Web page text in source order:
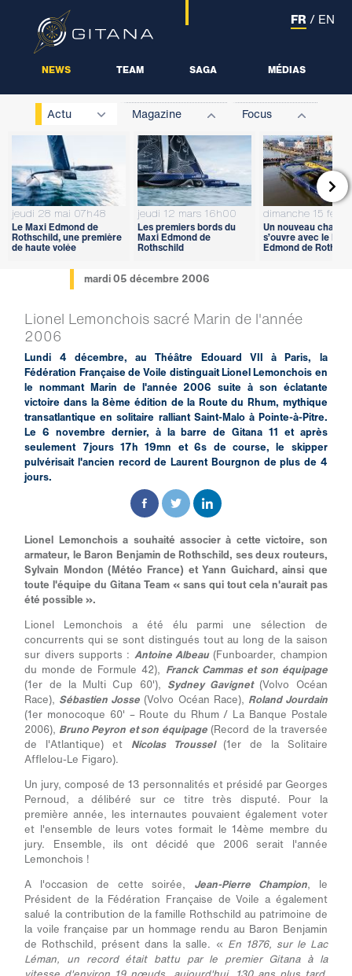
NEWS TEAM SAGA MÉDIAS
FR / EN
Actu Magazine Focus
jeudi 28 mai 07h48
Le Maxi Edmond de
Rothschild, une première
de haute volée
jeudi 12 mars 16h00
Les premiers bords du
Maxi Edmond de
Rothschild
dimanche 15
Un nouveau
s’ouvre avec le Maxi
Edmond de

mardi 05 décembre 2006
Lionel Lemonchois sacré Marin de l'année
2006
Lundi 4 décembre, au Théâtre Edouard VII à Paris, la
Fédération Française de Voile distinguait Lionel Lemonchois en
le nommant Marin de l'année 2006 suite à son éclatante
victoire dans la 8ème édition de la Route du Rhum, mythique
transatlantique en solitaire ralliant Saint-Malo à Pointe-à-Pitre.
Le 6 novembre dernier, à la barre de Gitana 11 et après
seulement 7jours 17h 19mn et 6s de course, le skipper
pulvérisait l'ancien record de Laurent Bourgnon de plus de 4
jours.
Lionel Lemonchois a souhaité associer à cette victoire, son
armateur, le Baron Benjamin de Rothschild, ses deux routeurs,
Sylvain Mondon (Météo France) et Yann Guichard, ainsi que
toute l'équipe du Gitana Team « sans qui tout cela n'aurait pas
été possible ».
Lionel Lemonchois a été élu parmi une sélection de
concurrents qui se sont distingués tout au long de la saison
sur divers supports : Antoine Albeau(Funboarder, champion
du monde de Formule 42), Franck Cammas et son équipage
(1er de la Multi Cup 60'), Sydney Gavignet(Volvo Océan
Race), Sébastien Josse (Volvo Océan Race), Roland Jourdain
(1er monocoque 60' – Route du Rhum / La Banque Postale
2006), Bruno Peyron et son équipage(Record de la traversée
de l'Atlantique) et Nicolas Troussel(1er de la Solitaire
Afflelou-Le Figaro).
Un jury, composé de 13 personnalités et présidé par Georges
Pernoud, a délibéré sur ce titre très disputé. Pour la
première année, les internautes pouvaient également voter
et l'ensemble de leurs votes formait le 14ème membre du
jury. Ensemble, ils ont décidé que 2006 serait l'année
Lemonchois !
A l'occasion de cette soirée, Jean-Pierre Champion, le
Président de la Fédération Française de Voile a également
salué la contribution de la famille Rothschild au patrimoine de
la voile française par un hommage rendu au Baron Benjamin
de Rothschild, présent dans la salle. « En 1876, sur le Lac
Léman, un record était battu par le premier Gitana à la